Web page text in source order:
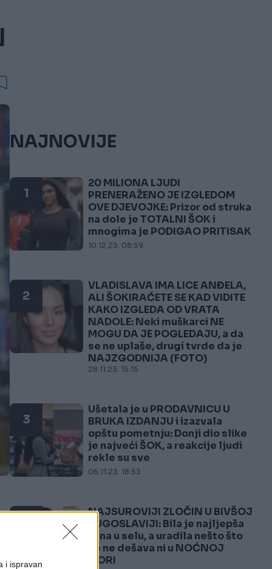
i ispravan
NAJNOVIJE
1
20 MILIONA LJUDI
PRENERAŽENO JE IZGLEDOM
OVE DJEVOJKE: Prizor od struka
na dole je TOTALNI ŠOK i
mnogima je PODIGAO PRITISAK
10.12.23. 08:59
2
VLADISLAVA IMA LICE ANĐELA,
ALI ŠOKIRAĆETE SE KAD VIDITE
KAKO IZGLEDA OD VRATA
NADOLE: Neki muškarci NE
MOGU DA JE POGLEDAJU, a da
se ne uplaše, drugi tvrde da je
NAJZGODNIJA (FOTO)
28.11.23. 15:15
3
Ušetala je u PRODAVNICU U
BRUKA IZDANJU i izazvala
opštu pometnju: Donji dio slike
je najveći ŠOK, a reakcije ljudi
rekle su sve
06.11.23. 18:53
NAJSUROVIJI ZLOČIN U BIVŠOJ
JUGOSLAVIJI: Bila je najljepša
žena u selu, a uradila nešto što
se ne dešava ni u NOĆNOJ
MORI